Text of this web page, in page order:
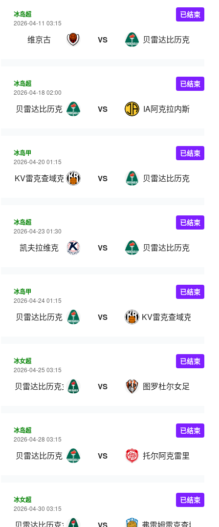
冰岛超
2026-04-11 03:15
维京古 VS 贝雷达比历克
已结束
冰岛超
2026-04-18 02:00
贝雷达比历克 VS IA阿克拉内斯
已结束
冰岛甲
2026-04-20 01:15
KV雷克查域克 VS 贝雷达比历克
已结束
冰岛超
2026-04-23 01:30
凯夫拉维克 VS 贝雷达比历克
已结束
冰岛甲
2026-04-24 01:15
贝雷达比历克 VS KV雷克查域克
已结束
冰女超
2026-04-25 03:15
贝雷达比历克女足 VS 图罗杜尔女足
已结束
冰岛超
2026-04-28 03:15
贝雷达比历克 VS 托尔阿克雷里
已结束
冰女超
2026-04-30 03:15
已结束